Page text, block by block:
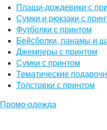
Плащи-дождевики с
Сумки и рюкзаки с
Футболки с принтом
Бейсболки, панамы и
Джемперы с принтом
Сумки с принтом
Тематические
Толстовки с принтом
Промо-одежда